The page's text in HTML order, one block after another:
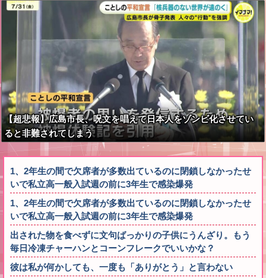
【超悲報】広島市長、呪文を唱えて日本人をゾンビ化させてい
ると非難されてしまう
1、2年生の間で欠席者が多数出ているのに閉鎖しなかったせ
いで私立高一般入試週の前に3年生で感染爆発
1、2年生の間で欠席者が多数出ているのに閉鎖しなかったせ
いで私立高一般入試週の前に3年生で感染爆発
出された物を食べずに文句ばっかりの子供にうんざり。もう
毎日冷凍チャーハンとコーンフレークでいいかな？
彼は私が何かしても、一度も「ありがとう」と言わない